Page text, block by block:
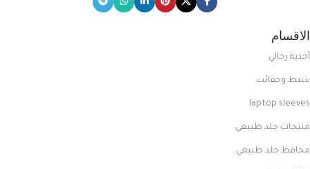
الاقسام
أحذية رجالي
شنط وحقائب
laptop sleeves
منتجات جلد طبيعي
محافظ جلد طبيعي